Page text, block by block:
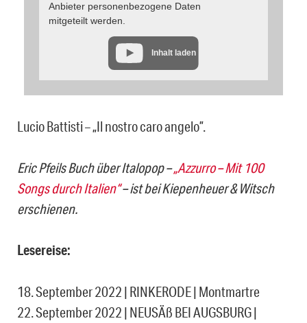
Anbieter personenbezogene Daten
mitgeteilt werden.
Inhalt laden
Lucio Battisti – „Il nostro caro angelo”.
Eric Pfeils Buch über Italopop –„Azzurro – Mit 100
Songs durch Italien“– ist bei Kiepenheuer & Witsch
erschienen.
Lesereise:
18. September 2022 | RINKERODE | Montmartre
22. September 2022 | NEUSÄß BEI AUGSBURG |